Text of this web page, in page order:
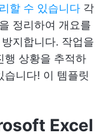
할 수 있습니다 각
정리하여 개요를
지합니다. 작업을
행 상황을 추적하
습니다! 이 템플릿
Excel